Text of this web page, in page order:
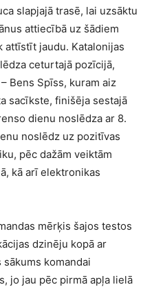
slapjajā trasē, lai uzsāktu
attiecībā uz šādiem
attīstīt jaudu. Katalonijas
ceturtajā pozīcijā,
Bens Spīss, kuram aiz
sacīkste, finišēja sestajā
dienu noslēdza ar 8.
noslēdz uz pozitīvas
pēc dažām veiktām
kā arī elektronikas
mērķis šajos testos
dzinēju kopā ar
komandai
jo jau pēc pirmā apļa lielā